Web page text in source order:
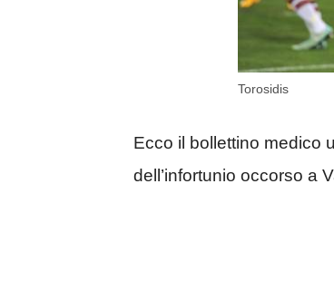
Torosidis
Ecco il bollettino medico
dell’infortunio occorso a